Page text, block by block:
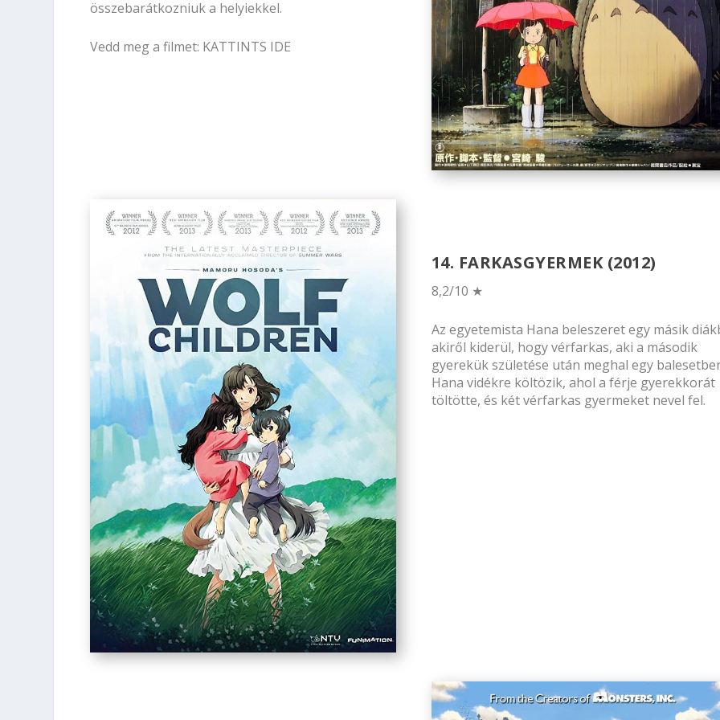
összebarátkozniuk a helyiekkel.
Vedd meg a filmet: KATTINTS IDE
14. FARKASGYERMEK (2012)
8,2/10 ★
Az egyetemista Hana beleszeret egy másik
akiről kiderül, hogy vérfarkas, aki a második
gyerekük születése után meghal egy
Hana vidékre költözik, ahol a férje gyerekkorát
töltötte, és két vérfarkas gyermeket nevel fel.